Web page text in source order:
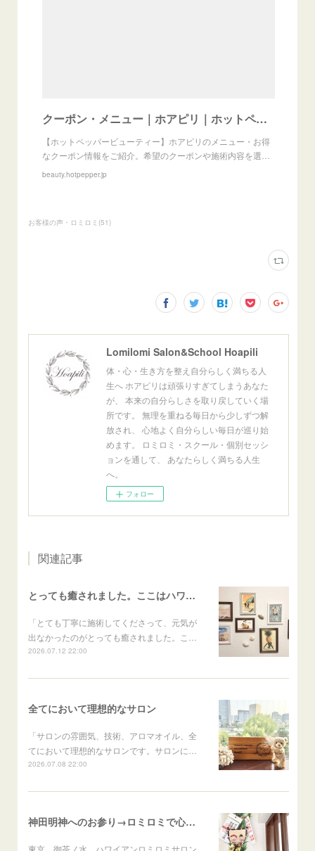
クーポン・メニュー｜ホアピリ｜ホットペッパービューティー
【ホットペッパービューティー】ホアピリのメニュー・お得
なクーポン情報をご紹介。希望のクーポンや施術内容を選…
beauty.hotpepper.jp
お客様の声・ロミロミ (51)
Lomilomi Salon&School Hoapili
体・心・生き方を整え自分らしく満ちる人
生へ ホアピリは頑張りすぎてしまうあなた
が、 本来の自分らしさを取り戻していく場
所です。 無理を重ねる毎日から少しずつ解
放され、 心地よく自分らしい毎日が巡り始
めます。 ロミロミ・スクール・個別セッシ
ョンを通して、 あなたらしく満ちる人生
へ。
フォロー
関連記事
とっても癒されました。ここはハワイかな？と思いました
「とても丁寧に施術してくださって、元気が
出なかったのがとっても癒されました。こ…
2026.07.12 22:00
全てにおいて理想的なサロン
「サロンの雰囲気、技術、アロマオイル、全
てにおいて理想的なサロンです。サロンに…
2026.07.08 22:00
神田明神へのお参り→ロミロミで心身のメンテナンス
東京 御茶ノ水 ハワイアンロミロミサロン